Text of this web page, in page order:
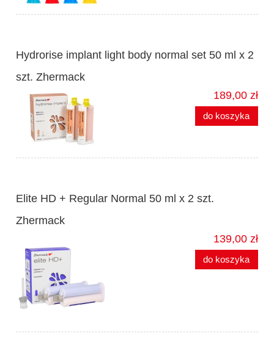
Hydrorise implant light body normal set 50 ml x 2
szt. Zhermack
189,00 zł
do koszyka
Elite HD + Regular Normal 50 ml x 2 szt.
Zhermack
139,00 zł
do koszyka